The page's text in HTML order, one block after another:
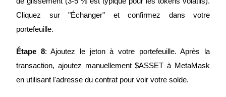
Apprenez le Staking
Découvrez comment gagner un revenu passif
Bitrue
AI
Cliquez sur "Échanger" et confirmez dans votre
portefeuille.
Étape 8: Ajoutez le jeton à votre portefeuille. Après la
transaction, ajoutez manuellement $ASSET à MetaMask
en utilisant l'adresse du contrat pour voir votre solde.